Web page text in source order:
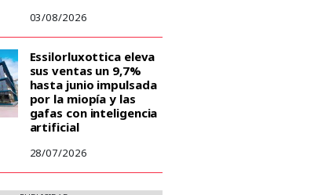
03/08/2026
Essilorluxottica eleva
sus ventas un 9,7%
hasta junio impulsada
por la miopía y las
gafas con inteligencia
artificial
28/07/2026